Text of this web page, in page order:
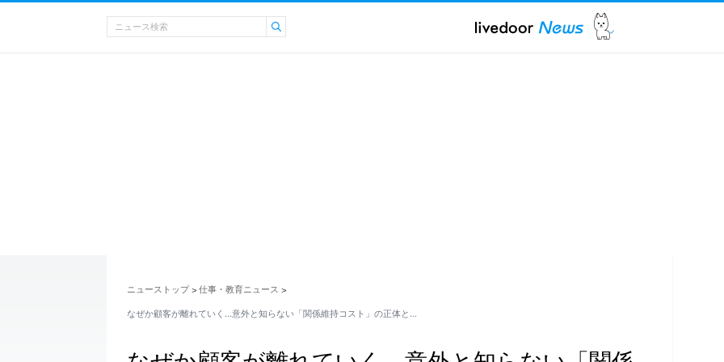
ニューストップ > 仕事・教育ニュース >
なぜか顧客が離れていく…意外と知らない「関係維持コスト」の正体と…